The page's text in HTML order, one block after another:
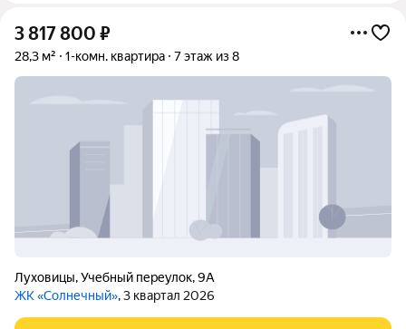
3 817 800 ₽
28,3 м² 1-комн. квартира 7 этаж из 8
Луховицы,Учебный переулок,9А
ЖК «Солнечный», 3 квартал 2026